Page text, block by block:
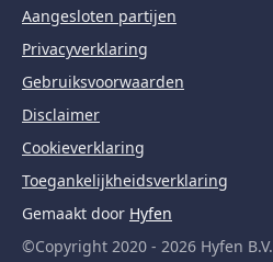
Aangesloten partijen
Privacyverklaring
Gebruiksvoorwaarden
Disclaimer
Cookieverklaring
Toegankelijkheidsverklaring
Gemaakt door Hyfen
©Copyright 2020 - 2026 Hyfen B.V.